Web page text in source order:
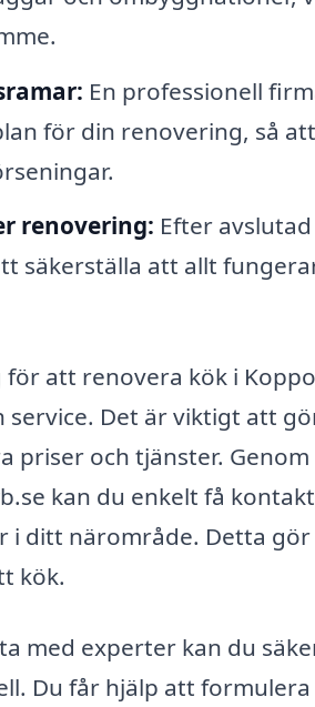
En professionell
för din renovering, så
renovering: Efter
säkerställa att allt
att renovera kök i
service. Det är viktigt att
priser och tjänster.
kan du enkelt få
i ditt närområde. Detta
kök.
med experter kan du
Du får hjälp att